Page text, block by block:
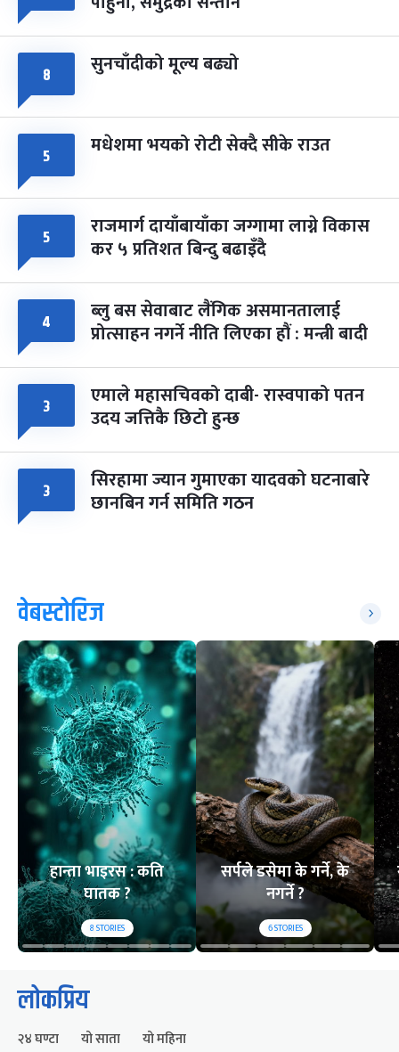
८ सुनचाँदीको मूल्य बढ्यो
५ मधेशमा भयको रोटी सेक्दै सीके राउत
५ राजमार्ग दायाँबायाँका जग्गामा लाग्ने विकास
कर ५ प्रतिशत बिन्दु बढाइँदै
४ ब्लु बस सेवाबाट लैंगिक असमानतालाई
प्रोत्साहन नगर्ने नीति लिएका हौं : मन्त्री बादी
३ एमाले महासचिवको दाबी- रास्वपाको पतन
उदय जत्तिकै छिटो हुन्छ
३ सिरहामा ज्यान गुमाएका यादवको घटनाबारे
छानबिन गर्न समिति गठन
वेबस्टोरिज
हान्ता भाइरस : कति
घातक ?
8STORIES
सर्पले डसेमा के गर्ने, के
नगर्ने ?
6STORIES
लोकप्रिय
२४ घण्टा यो साता यो महिना